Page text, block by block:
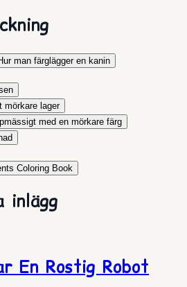
man färglägger en kanin
mörkare lager
med en mörkare färg
Coloring Book
inlägg
En Rostig Robot